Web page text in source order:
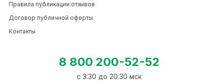
Правила публикации отзывов
Договор публичной оферты
Контакты
8 800 200-52-52
c 3:30 до 20:30 мск